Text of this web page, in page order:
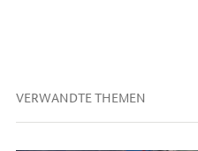
VERWANDTE THEMEN